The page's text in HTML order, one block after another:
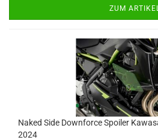
ZUM ARTIKEL
Naked Side Downforce Spoiler
2024